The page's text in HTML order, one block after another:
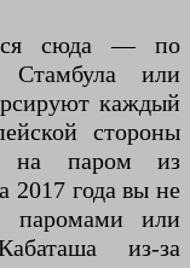
сюда — по
или
каждый
стороны
на паром из
года вы не
паромами или
из-за